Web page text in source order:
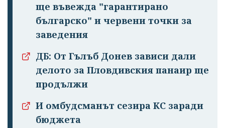
ще въвежда "гарантирано
българско" и червени точки за
заведения
ДБ: От Гълъб Донев зависи дали
делото за Пловдивския панаир ще
продължи
И омбудсманът сезира КС заради
бюджета